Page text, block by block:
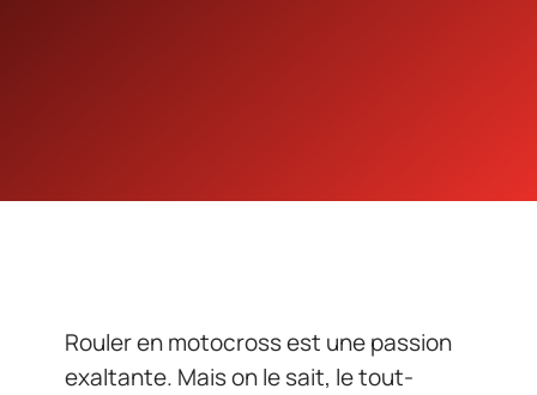
Rouler en motocross est une passion
exaltante. Mais on le sait, le tout-